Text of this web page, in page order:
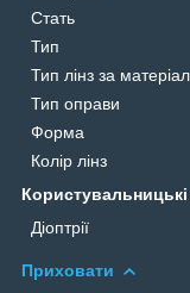
Стать
Тип
Тип лінз за
Тип оправи
Форма
Колір лінз
Діоптрії
Приховати